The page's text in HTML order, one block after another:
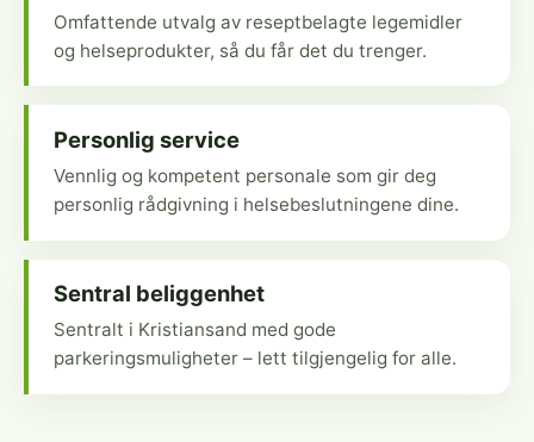
Omfattende utvalg av reseptbelagte legemidler
og helseprodukter, så du får det du trenger.
Personlig service
Vennlig og kompetent personale som gir deg
personlig rådgivning i helsebeslutningene dine.
Sentral beliggenhet
Sentralt i Kristiansand med gode
parkeringsmuligheter – lett tilgjengelig for alle.